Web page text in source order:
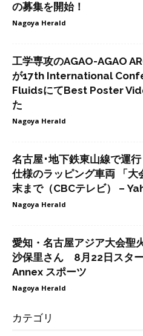
の募集を開始！
Nagoya Herald
工学専攻のAGAO-AGAO
が17th International
FluidsにてBest Poster
た
Nagoya Herald
名古屋･地下鉄東山線で運
仕様のラッピング車両 「大
末まで（CBCテレビ） –
Nagoya Herald
愛知・名古屋アジア大会
沙保里さん 8月22日スタ
Annex スポーツ
Nagoya Herald
カテゴリ